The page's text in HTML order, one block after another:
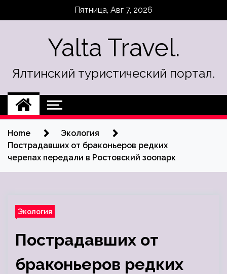
Пятница, Авг 7, 2026
Yalta Travel.
Ялтинский туристический портал.
Home
Экология
Пострадавших от браконьеров редких
черепах передали в Ростовский зоопарк
Экология
Пострадавших от
браконьеров редких